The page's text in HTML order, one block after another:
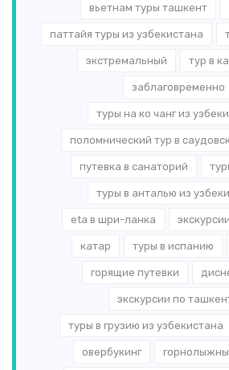
вьетнам туры ташкент
паттайя туры из узбекистана
экстремальный тур в
заблаговременно
туры на ко чанг из
поломнический тур в
путевка в санаторий
туры в анталью из
eta в шри-ланка
катар туры в испанию
горящие путевки
экскурсии по
туры в грузию из узбекистана
овербукинг